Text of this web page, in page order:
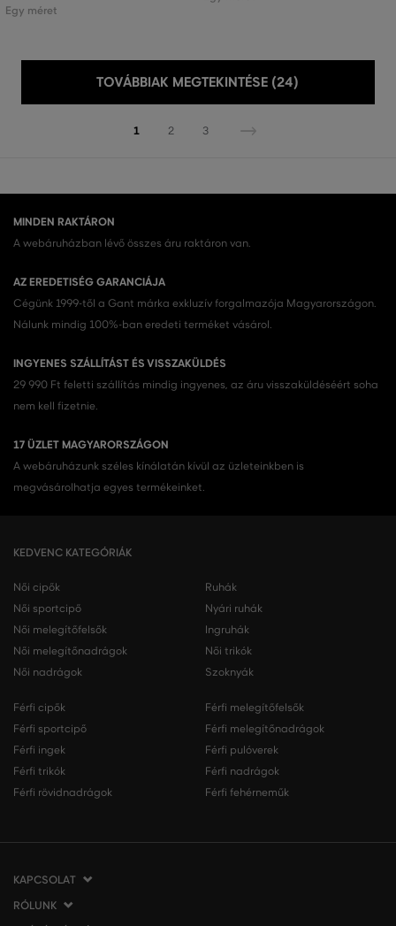
Egy méret
TOVÁBBIAK MEGTEKINTÉSE (24)
1 2 3
MINDEN RAKTÁRON
A webáruházban lévő összes áru raktáron van.
AZ EREDETISÉG GARANCIÁJA
Cégünk 1999-től a Gant márka exkluzív forgalmazója Magyarországon.
Nálunk mindig 100%-ban eredeti terméket vásárol.
INGYENES SZÁLLÍTÁST ÉS VISSZAKÜLDÉS
29 990 Ft feletti szállítás mindig ingyenes, az áru visszaküldéséért soha
nem kell fizetnie.
17 ÜZLET MAGYARORSZÁGON
A webáruházunk széles kínálatán kívül az üzleteinkben is
megvásárolhatja egyes termékeinket.
KEDVENC KATEGÓRIÁK
Női cipők
Női sportcipő
Női melegítőfelsők
Női melegítőnadrágok
Női nadrágok
Ruhák
Nyári ruhák
Ingruhák
Női trikók
Szoknyák
Férfi cipők
Férfi sportcipő
Férfi ingek
Férfi trikók
Férfi rövidnadrágok
Férfi melegítőfelsők
Férfi melegítőnadrágok
Férfi pulóverek
Férfi nadrágok
Férfi fehérneműk
KAPCSOLAT
VERMONT Services Slovakia s. r. o.
RÓLUNK